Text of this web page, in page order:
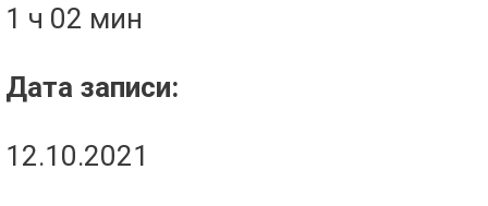
1 ч 02 мин
Дата записи:
12.10.2021